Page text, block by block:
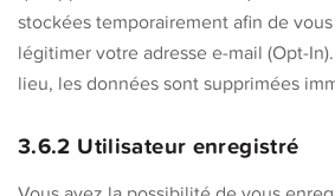
stockées temporairement afin de
légitimer votre adresse e-mail (Opt-
lieu, les données sont supprimées
3.6.2 Utilisateur enregistré